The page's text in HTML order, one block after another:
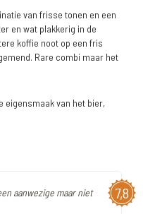
van frisse tonen en een
en wat plakkerig in de
koffie noot op een fris
Rare combi maar het
eigensmaak van het bier,
7,8
aanwezige maar niet